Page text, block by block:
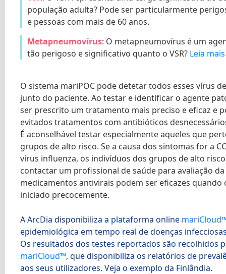
população adulta? Pode ser particularmente
e pessoas com mais de 60 anos.
Metapneumovírus: O metapneumovírus é um
tão perigoso e significativo quanto o VSR? Leia
O sistema mariPOC pode detetar todos esses vírus
junto do paciente. Ao testar e identificar o agente
ser prescrito um tratamento mais preciso e eficaz e
evitados tratamentos com antibióticos
É aconselhável testar especialmente aqueles que
grupos de alto risco. Se a causa dos sintomas for a
vírus influenza, os indivíduos dos grupos de alto
contactar um profissional de saúde para avaliação
medicamentos antivirais podem ser eficazes
iniciado precocemente.
A ArcDia disponibiliza a plataforma online
epidemiológica em tempo real de doenças
Os resultados dos testes reportados são recolhidos
mariCloud™, que disponibiliza os relatórios de
aos seus utilizadores. Veja o exemplo da Finlândia.